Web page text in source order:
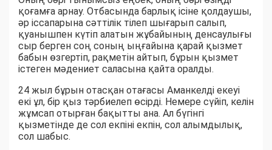
қоғамға арнау. Отбасында барлық ісіне қолдаушы,
әр іссапарына сәттілік тілеп шығарып салып,
қуанышпен күтіп алатын жұбайының денсаулығы
сыр берген соң соның ыңғайына қарай қызмет
бабын өзгертіп, рақметін айтып, бұрын қызмет
істеген мәдениет саласына қайта оралды.
24 жыл бұрын отасқан отағасы Аманкелді екеуі
екі ұл, бір қыз тәрбиелеп өсірді. Немере сүйіп, келін
жұмсап отырған бақытты ана. Ал бүгінгі
қызметінде де сол екпіні екпін, сол алымдылық,
сол шабыс.